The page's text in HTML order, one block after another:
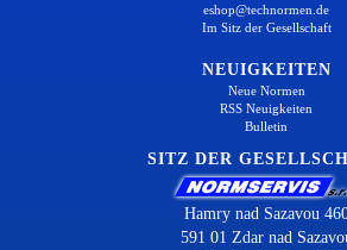
eshop@technormen.de
Im Sitz der Gesellschaft
NEUIGKEITEN
Neue Normen
RSS Neuigkeiten
Bulletin
SITZ DER
Hamry nad Sazavou
591 01 Zdar nad